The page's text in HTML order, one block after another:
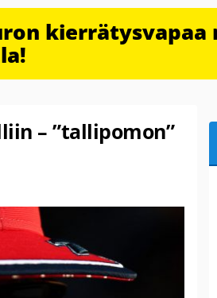
kierrätysvapaa
– ”tallipomon”